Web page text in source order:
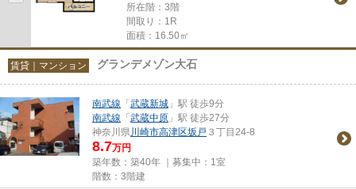
所在階：3階
間取り：1R
面積：16.50㎡
賃貸｜マンション グランデメゾン大石
南武線 「武蔵新城 」駅 徒歩9分
南武線 「武蔵中原 」駅 徒歩27分
神奈川県川崎市高津区坂戸 ３丁目24-8
8.7万円
築年数：築40年 ｜募集中： 1室
階数：3階建